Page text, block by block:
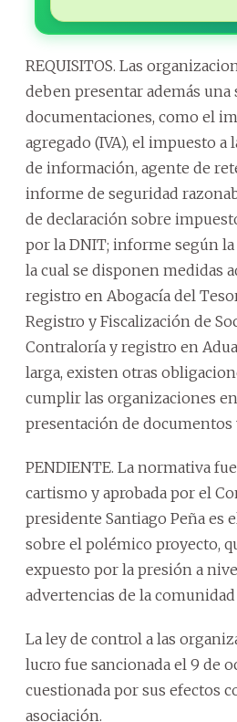
REQUISITOS. Las
deben presentar además una
documentaciones, como el
agregado (IVA), el impuesto a
de información, agente de
informe de seguridad
de declaración sobre
por la DNIT; informe según
la cual se disponen medidas
registro en Abogacía del
Registro y Fiscalización de
Contraloría y registro en
larga, existen otras
cumplir las organizaciones
presentación de documentos
PENDIENTE. La normativa
cartismo y aprobada por el
presidente Santiago Peña es
sobre el polémico proyecto,
expuesto por la presión a
advertencias de la
La ley de control a las
lucro fue sancionada el 9 de
cuestionada por sus efectos
asociación.